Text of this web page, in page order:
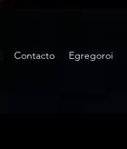
Contacto Egregoroi